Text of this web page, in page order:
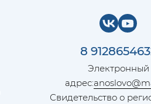
8
Электронный
адрес:
Свидетельство о